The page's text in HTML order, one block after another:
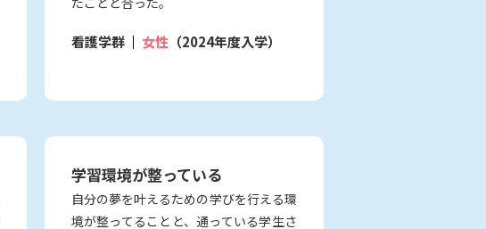
看護学群 女性 （2024年度入学）
学習環境が整っている
自分の夢を叶えるための学びを行える環
境が整ってることと、通っている学生さ